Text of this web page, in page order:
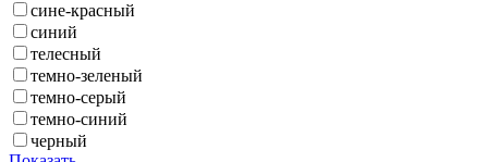
сине-красный
синий
телесный
темно-зеленый
темно-серый
темно-синий
черный